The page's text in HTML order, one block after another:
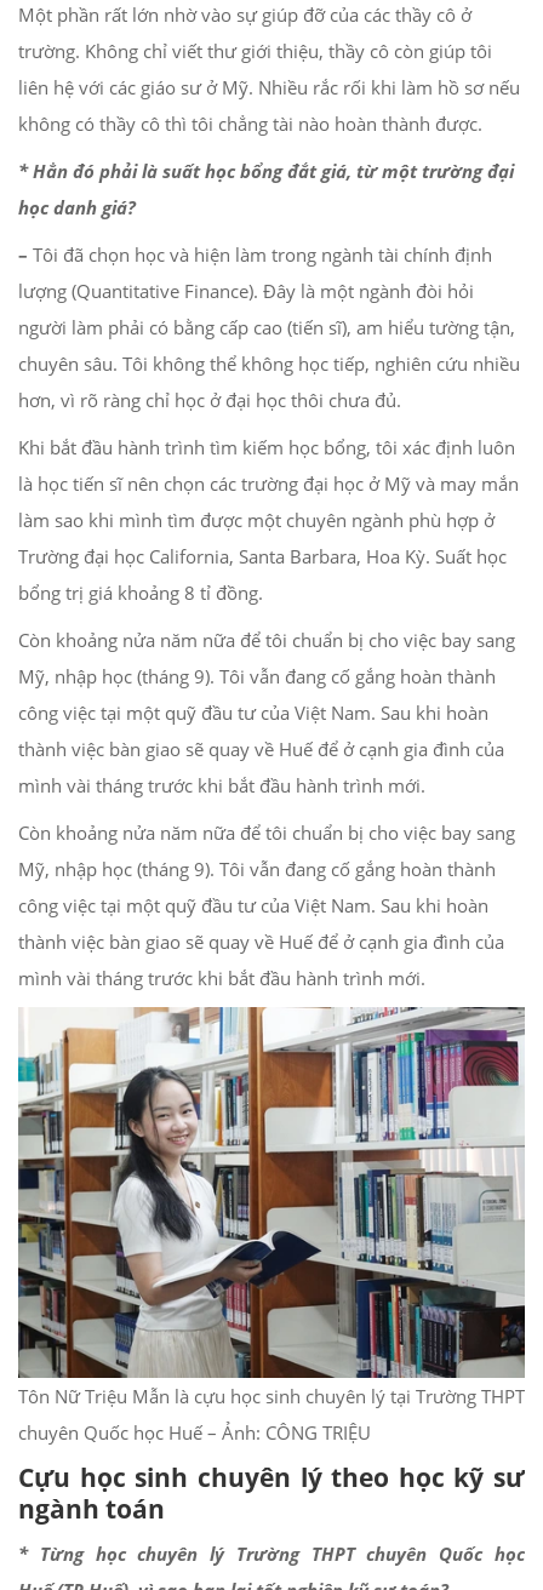
Một phần rất lớn nhờ vào sự giúp đỡ của các thầy cô ở
trường. Không chỉ viết thư giới thiệu, thầy cô còn giúp tôi
liên hệ với các giáo sư ở Mỹ. Nhiều rắc rối khi làm hồ sơ nếu
không có thầy cô thì tôi chẳng tài nào hoàn thành được.
* Hẳn đó phải là suất học bổng đắt giá, từ một trường đại
học danh giá?
– Tôi đã chọn học và hiện làm trong ngành tài chính định
lượng (Quantitative Finance). Đây là một ngành đòi hỏi
người làm phải có bằng cấp cao (tiến sĩ), am hiểu tường tận,
chuyên sâu. Tôi không thể không học tiếp, nghiên cứu nhiều
hơn, vì rõ ràng chỉ học ở đại học thôi chưa đủ.
Khi bắt đầu hành trình tìm kiếm học bổng, tôi xác định luôn
là học tiến sĩ nên chọn các trường đại học ở Mỹ và may mắn
làm sao khi mình tìm được một chuyên ngành phù hợp ở
Trường đại học California, Santa Barbara, Hoa Kỳ. Suất học
bổng trị giá khoảng 8 tỉ đồng.
Còn khoảng nửa năm nữa để tôi chuẩn bị cho việc bay sang
Mỹ, nhập học (tháng 9). Tôi vẫn đang cố gắng hoàn thành
công việc tại một quỹ đầu tư của Việt Nam. Sau khi hoàn
thành việc bàn giao sẽ quay về Huế để ở cạnh gia đình của
mình vài tháng trước khi bắt đầu hành trình mới.
Còn khoảng nửa năm nữa để tôi chuẩn bị cho việc bay sang
Mỹ, nhập học (tháng 9). Tôi vẫn đang cố gắng hoàn thành
công việc tại một quỹ đầu tư của Việt Nam. Sau khi hoàn
thành việc bàn giao sẽ quay về Huế để ở cạnh gia đình của
mình vài tháng trước khi bắt đầu hành trình mới.
Tôn Nữ Triệu Mẫn là cựu học sinh chuyên lý tại Trường THPT
chuyên Quốc học Huế – Ảnh: CÔNG TRIỆU
Cựu học sinh chuyên lý theo học kỹ sư
ngành toán
* Từng học chuyên lý Trường THPT chuyên Quốc học